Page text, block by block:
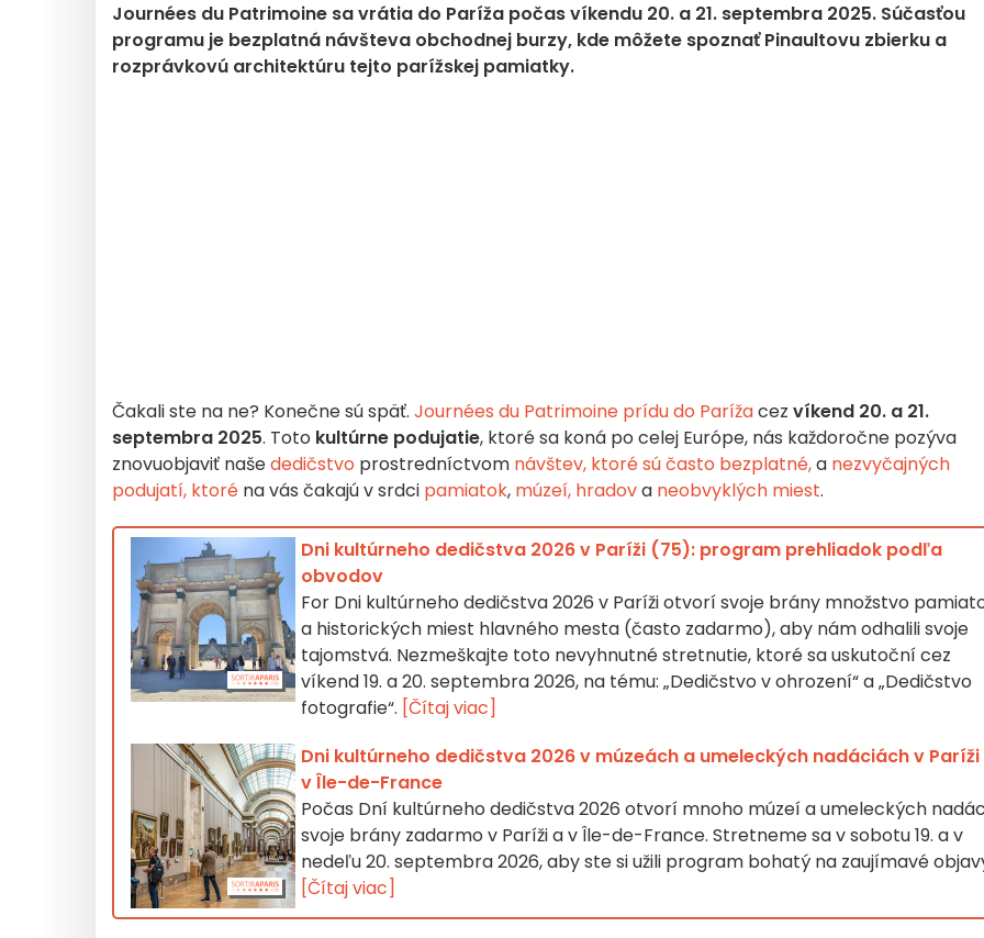
Journées du Patrimoine sa vrátia do Paríža počas víkendu 20. a 21. septembra 2025. Súčasťou
programu je bezplatná návšteva obchodnej burzy, kde môžete spoznať Pinaultovu zbierku a
rozprávkovú architektúru tejto parížskej pamiatky.
Čakali ste na ne? Konečne sú späť. Journées du Patrimoine prídu do Parížacez víkend 20. a 21.
septembra 2025. Toto kultúrne podujatie, ktoré sa koná po celej Európe, nás každoročne pozýva
znovuobjaviť našededičstvo prostredníctvom návštev, ktoré sú často bezplatné,a nezvyčajných
podujatí, ktoré na vás čakajú v srdci pamiatok, múzeí, hradova neobvyklých miest.
Dni kultúrneho dedičstva 2026 v Paríži (75): program prehliadok podľa
obvodov
For Dni kultúrneho dedičstva 2026 v Paríži otvorí svoje brány množstvo
a historických miest hlavného mesta (často zadarmo), aby nám odhalili svoje
tajomstvá. Nezmeškajte toto nevyhnutné stretnutie, ktoré sa uskutoční cez
víkend 19. a 20. septembra 2026, na tému: „Dedičstvo v ohrození“ a „Dedičstvo
fotografie“. [Čítaj viac]
Dni kultúrneho dedičstva 2026 v múzeách a umeleckých nadáciách v Paríži
v Île-de-France
Počas Dní kultúrneho dedičstva 2026 otvorí mnoho múzeí a umeleckých
svoje brány zadarmo v Paríži a v Île-de-France. Stretneme sa v sobotu 19. a v
nedeľu 20. septembra 2026, aby ste si užili program bohatý na zaujímavé
[Čítaj viac]